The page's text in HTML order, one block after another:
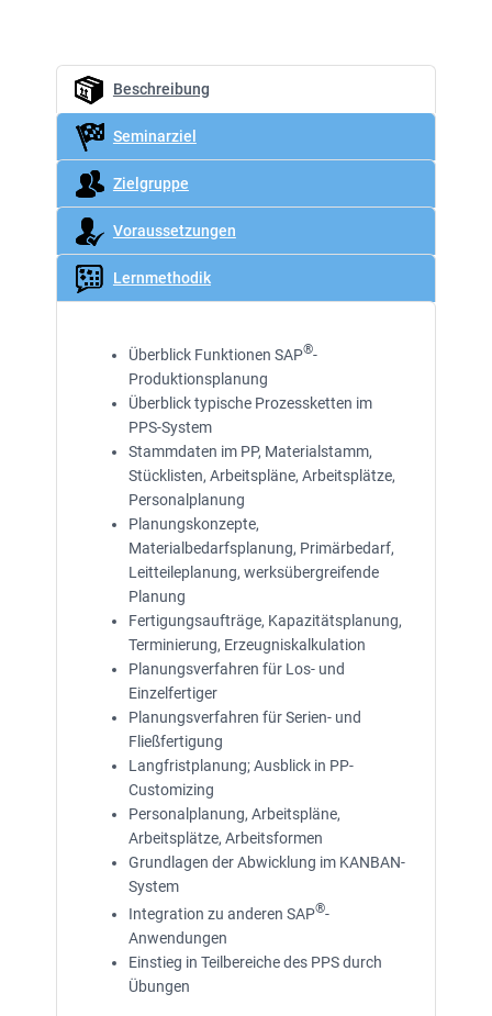
Beschreibung
Seminarziel
Zielgruppe
Voraussetzungen
Lernmethodik
Überblick Funktionen SAP®-
Produktionsplanung
Überblick typische Prozessketten im
PPS-System
Stammdaten im PP, Materialstamm,
Stücklisten, Arbeitspläne, Arbeitsplätze,
Personalplanung
Planungskonzepte,
Materialbedarfsplanung, Primärbedarf,
Leitteileplanung, werksübergreifende
Planung
Fertigungsaufträge, Kapazitätsplanung,
Terminierung, Erzeugniskalkulation
Planungsverfahren für Los- und
Einzelfertiger
Planungsverfahren für Serien- und
Fließfertigung
Langfristplanung; Ausblick in PP-
Customizing
Personalplanung, Arbeitspläne,
Arbeitsplätze, Arbeitsformen
Grundlagen der Abwicklung im KANBAN-
System
Integration zu anderen SAP®-
Anwendungen
Einstieg in Teilbereiche des PPS durch
Übungen